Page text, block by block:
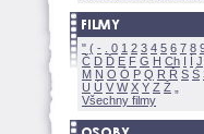
" ( - 0 1 2 3 4 5 6 7 8
Č D Ď E F G H Ch I Í J
M N O Ó P Q R Ř S Ś
U Ú V W X Y Z
Všechny filmy